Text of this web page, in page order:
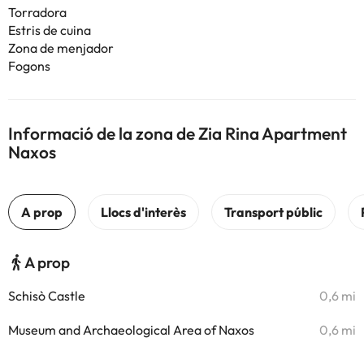
Torradora
Estris de cuina
Zona de menjador
Fogons
Informació de la zona de Zia Rina Apartment
Naxos
A prop
Schisò Castle 0,6 mi
Museum and Archaeological Area of Naxos 0,6 mi